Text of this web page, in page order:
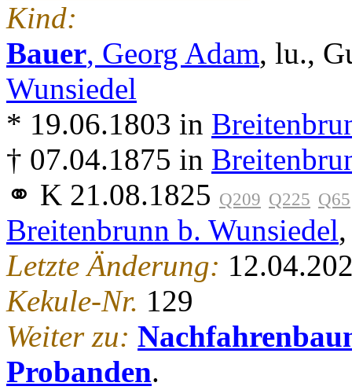
Kind:
Bauer, Georg Adam, lu.,
Wunsiedel
* 19.06.1803 in
† 07.04.1875 in
⚭ K 21.08.1825 Q209 Q225 Q65
Breitenbrunn b. Wunsiedel
Letzte Änderung:
Kekule-Nr. 129
Weiter zu:
Probanden.